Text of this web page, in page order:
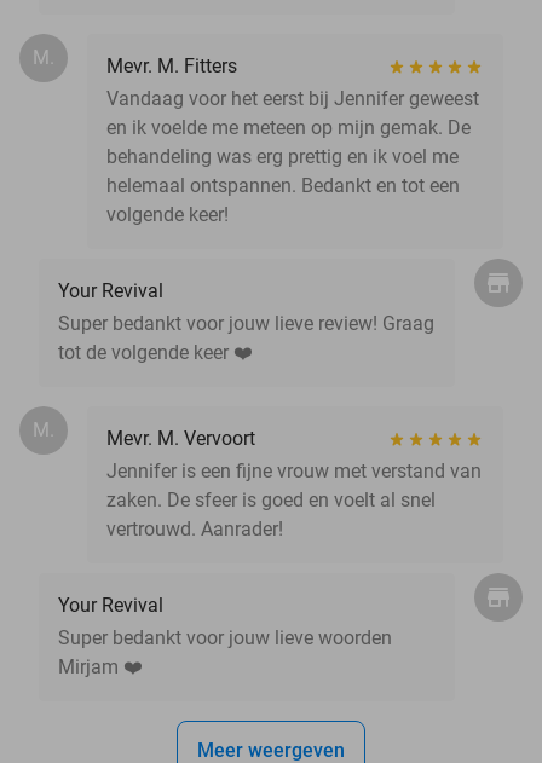
M.
Mevr. M. Fitters
Vandaag voor het eerst bij Jennifer geweest
en ik voelde me meteen op mijn gemak. De
behandeling was erg prettig en ik voel me
helemaal ontspannen. Bedankt en tot een
volgende keer!
Your Revival
Super bedankt voor jouw lieve review! Graag
tot de volgende keer ❤️
M.
Mevr. M. Vervoort
Jennifer is een fijne vrouw met verstand van
zaken. De sfeer is goed en voelt al snel
vertrouwd. Aanrader!
Your Revival
Super bedankt voor jouw lieve woorden
Mirjam ❤️
Meer weergeven